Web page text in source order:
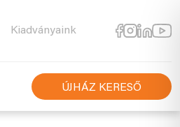
Kiadványaink
ÚJHÁZ KERESŐ